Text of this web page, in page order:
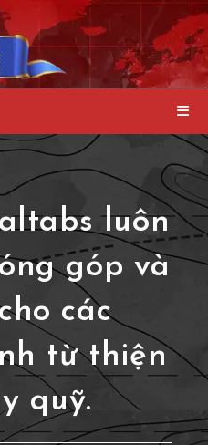
luôn
góp và
các
từ thiện
quỹ.